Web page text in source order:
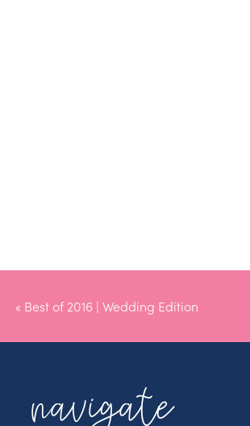
« Best of 2016 | Wedding Edition
navigate